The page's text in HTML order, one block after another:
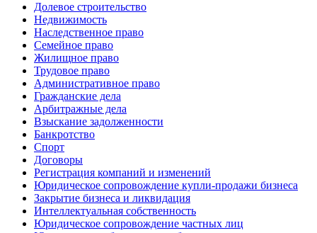
Долевое строительство
Недвижимость
Наследственное право
Семейное право
Жилищное право
Трудовое право
Административное право
Гражданские дела
Арбитражные дела
Взыскание задолженности
Банкротство
Спорт
Договоры
Регистрация компаний и изменений
Юридическое сопровождение купли-продажи бизнеса
Закрытие бизнеса и ликвидация
Интеллектуальная собственность
Юридическое сопровождение частных лиц